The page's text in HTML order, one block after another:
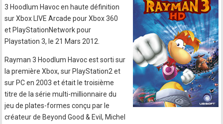
3 Hoodlum Havoc en haute définition
sur Xbox LIVE Arcade pour Xbox 360
et PlayStationNetwork pour
Playstation 3, le 21 Mars 2012.
Rayman 3 Hoodlum Havoc est sorti sur
la première Xbox, sur PlayStation2 et
sur PC en 2003 et était le troisième
titre de la série multi-millionnaire du
jeu de plates-formes conçu par le
créateur de Beyond Good & Evil, Michel